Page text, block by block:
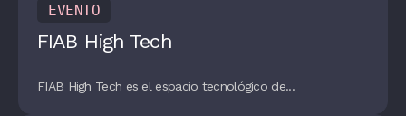
EVENTO
FIAB High Tech
FIAB High Tech es el espacio tecnológico de...